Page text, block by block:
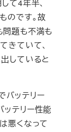
て4年半、
のです。故
問題も不満も
きていて、
していると
バッテリー
テリー性能
悪くなって